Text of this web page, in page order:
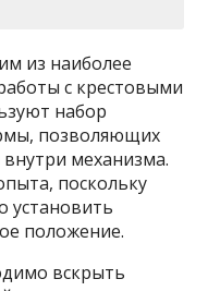
из наиболее
с крестовыми
набор
позволяющих
механизма.
поскольку
установить
положение.
вскрыть